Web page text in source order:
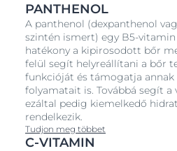
PANTHENOL
A panthenol (dexpanthenol
szintén ismert) egy B5-vitamin
hatékony a kipirosodott bőr
felül segít helyreállítani a bőr
funkcióját és támogatja annak
folyamatait is. Továbbá segít a
ezáltal pedig kiemelkedő
rendelkezik.
Tudjon meg többet
C-VITAMIN